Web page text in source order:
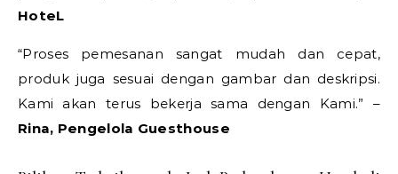
HoteL
“Proses pemesanan sangat mudah dan cepat,
produk juga sesuai dengan gambar dan deskripsi.
Kami akan terus bekerja sama dengan Kami.” –
Rina, Pengelola Guesthouse